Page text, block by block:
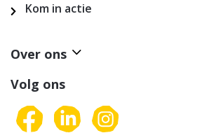
Kom in actie
Over ons
Volg ons